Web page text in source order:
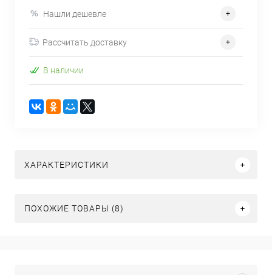
Нашли дешевле
Рассчитать доставку
В наличии
ХАРАКТЕРИСТИКИ
ПОХОЖИЕ ТОВАРЫ (8)